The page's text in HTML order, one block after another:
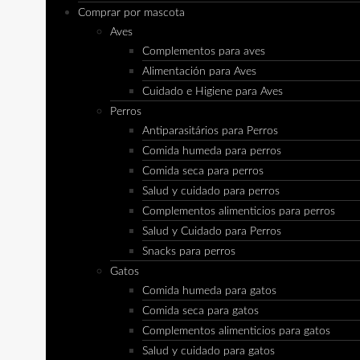
Comprar por mascota
Aves
Complementos para aves
Alimentación para Aves
Cuidado e Higiene para Aves
Perros
Antiparasitários para Perros
Comida humeda para perros
Comida seca para perros
Salud y cuidado para perros
Complementos alimenticios para perros
Salud y Cuidado para Perros
Snacks para perros
Gatos
Comida humeda para gatos
Comida seca para gatos
Complementos alimenticios para gatos
Salud y cuidado para gatos